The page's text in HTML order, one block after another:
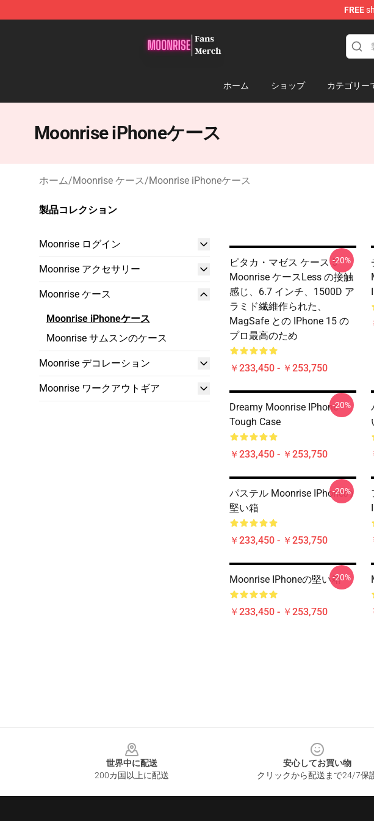
FREE
ホーム ショップ カテゴリー
Moonrise iPhoneケース
ホーム/Moonrise ケース/Moonrise iPhoneケース
製品コレクション
Moonrise ログイン
Moonrise アクセサリー
Moonrise ケース
Moonrise iPhoneケース
Moonrise サムスンのケース
Moonrise デコレーション
Moonrise ワークアウトギア
ピタカ・マゼス ケース 5
Moonrise ケースLess の接触
感じ、6.7 インチ、1500D ア
ラミド繊維作られた、
MagSafe との IPhone 15 の
プロ最高のため
￥233,450 - ￥253,750
-20%
Dreamy Moonrise IPhone
Tough Case
￥233,450 - ￥253,750
-20%
パステル Moonrise IPhoneの
堅い箱
￥233,450 - ￥253,750
-20%
Moonrise IPhoneの堅い箱
￥233,450 - ￥253,750
-20%
世界中に配送
200カ国以上に配送
安心してお買い物
クリックから配送まで24/7保